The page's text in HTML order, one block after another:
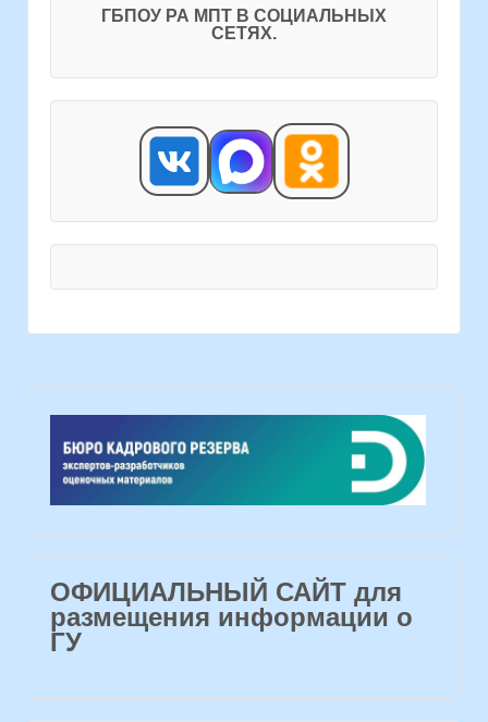
ГБПОУ РА МПТ В СОЦИАЛЬНЫХ
СЕТЯХ.
ОФИЦИАЛЬНЫЙ САЙТ для
размещения информации о
ГУ